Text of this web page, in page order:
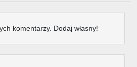
komentarzy. Dodaj własny!